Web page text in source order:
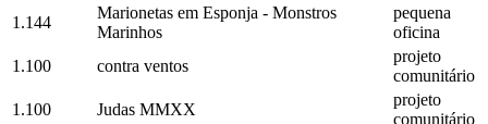
1.144
Marionetas em Esponja - Monstros
Marinhos
pequena
oficina
1.100
contra ventos
projeto
comunitário
1.100
Judas MMXX
projeto
comunitário